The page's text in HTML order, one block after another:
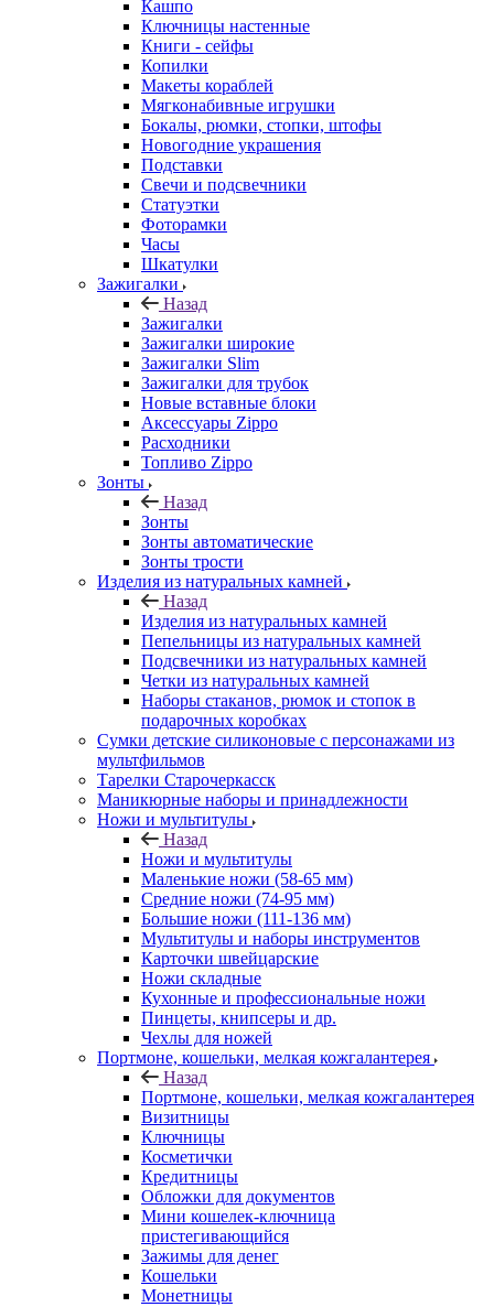
Кашпо
Ключницы настенные
Книги - сейфы
Копилки
Макеты кораблей
Мягконабивные игрушки
Бокалы, рюмки, стопки, штофы
Новогодние украшения
Подставки
Свечи и подсвечники
Статуэтки
Фоторамки
Часы
Шкатулки
Зажигалки
Назад
Зажигалки
Зажигалки широкие
Зажигалки Slim
Зажигалки для трубок
Новые вставные блоки
Аксессуары Zippo
Расходники
Топливо Zippo
Зонты
Назад
Зонты
Зонты автоматические
Зонты трости
Изделия из натуральных камней
Назад
Изделия из натуральных камней
Пепельницы из натуральных камней
Подсвечники из натуральных камней
Четки из натуральных камней
Наборы стаканов, рюмок и стопок в
подарочных коробках
Сумки детские силиконовые с персонажами из
мультфильмов
Тарелки Старочеркасск
Маникюрные наборы и принадлежности
Ножи и мультитулы
Назад
Ножи и мультитулы
Маленькие ножи (58-65 мм)
Средние ножи (74-95 мм)
Большие ножи (111-136 мм)
Мультитулы и наборы инструментов
Карточки швейцарские
Ножи складные
Кухонные и профессиональные ножи
Пинцеты, книпсеры и др.
Чехлы для ножей
Портмоне, кошельки, мелкая кожгалантерея
Назад
Портмоне, кошельки, мелкая кожгалантерея
Визитницы
Ключницы
Косметички
Кредитницы
Обложки для документов
Мини кошелек-ключница
пристегивающийся
Зажимы для денег
Кошельки
Монетницы